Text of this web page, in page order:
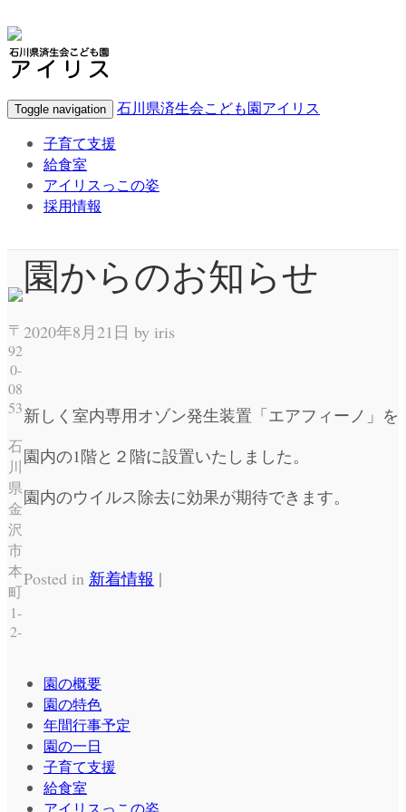
Toggle navigation
石川県済生会こども園アイリス
子育て支援
給食室
アイリスっこの姿
採用情報
園からのお知らせ
2020年8月21日 by iris
新しく室内専用オゾン発生装置「エアフィーノ」を
園内の1階と２階に設置いたしました。
園内のウイルス除去に効果が期待できます。
Posted in 新着情報 |
園の概要
園の特色
年間行事予定
園の一日
子育て支援
給食室
アイリスっこの姿
〒
92
0-
08
53
石
川
県
金
沢
市
本
町
1-
2-